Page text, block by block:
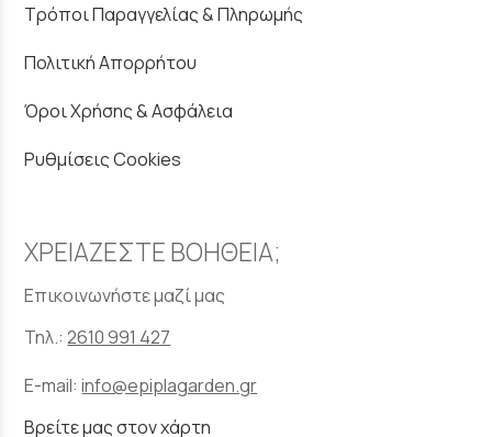
Τρόποι Παραγγελίας & Πληρωμής
Πολιτική Απορρήτου
Όροι Χρήσης & Ασφάλεια
Ρυθμίσεις Cookies
ΧΡΕΙΑΖΕΣΤΕ ΒΟΗΘΕΙΑ;
Επικοινωνήστε μαζί μας
Τηλ.:2610 991 427
E-mail:info@epiplagarden.gr
Βρείτε μας στον χάρτη